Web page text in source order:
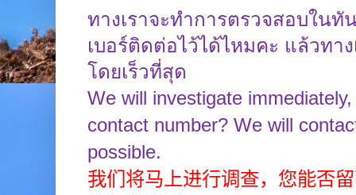
ทางเราจะทำการตรวจสอบใน
เบอร์ติดต่อไว้ได้ไหมคะ แล้วทา
โดยเร็วที่สุด
We will investigate
contact number? We will
possible.
我们将马上进行调查，您能否